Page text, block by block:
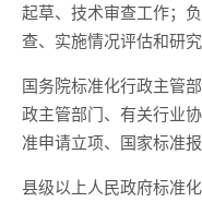
起草、技术审查工作；
查、实施情况评估和研究
国务院标准化行政主管
政主管部门、有关行业
准申请立项、国家标准
县级以上人民政府标准